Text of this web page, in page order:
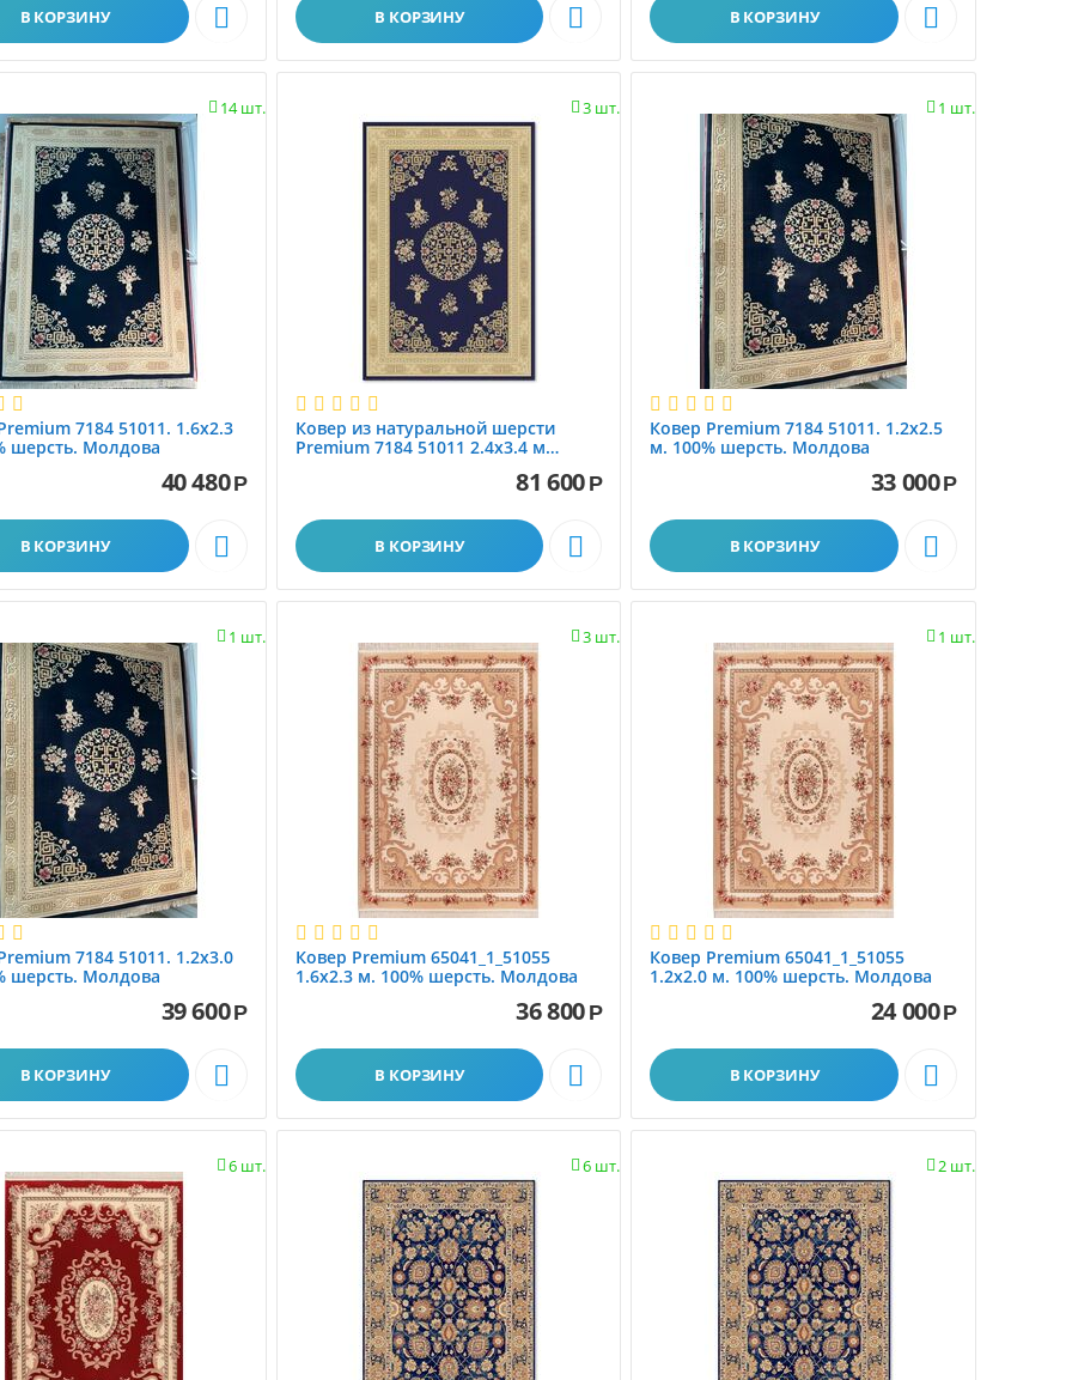
В КОРЗИНУ  В КОРЗИНУ  В КОРЗИНУ 
14 шт.

7184 51011. 1.6x2.3
шерсть. Молдова
40 480Р
В КОРЗИНУ 
3 шт.

Ковер из натуральной шерсти
Premium 7184 51011 2.4x3.4 м
81 600 Р
В КОРЗИНУ 
1 шт.

Ковер Premium 7184 51011. 1.2x2.5
м. 100% шерсть. Молдова
33 000Р
В КОРЗИНУ 
1 шт.

7184 51011. 1.2x3.0
шерсть. Молдова
39 600Р
В КОРЗИНУ 
3 шт.

Ковер Premium 65041_1_51055
1.6x2.3 м. 100% шерсть. Молдова
36 800 Р
В КОРЗИНУ 
1 шт.

Ковер Premium 65041_1_51055
1.2x2.0 м. 100% шерсть. Молдова
24 000Р
В КОРЗИНУ 
6 шт.
 6 шт.
 2 шт.
